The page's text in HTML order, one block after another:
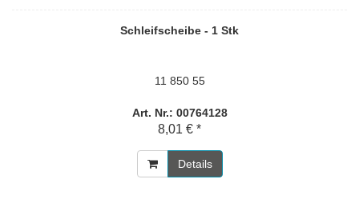
Schleifscheibe - 1 Stk
11 850 55
Art. Nr.: 00764128
8,01 € *
Details